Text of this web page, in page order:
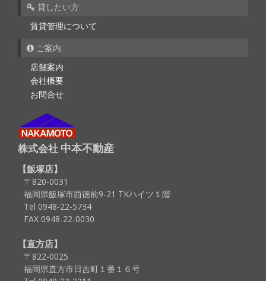
貸したい方
賃貸管理について
ご案内
店舗案内
会社概要
お問合せ
株式会社 中本不動産
飯塚店
〒820-0031
福岡県飯塚市西徳前9-21 TKハイツ１階
Tel 0948-22-5734
FAX 0948-22-0030
直方店
〒822-0025
福岡県直方市日吉町１番１６号